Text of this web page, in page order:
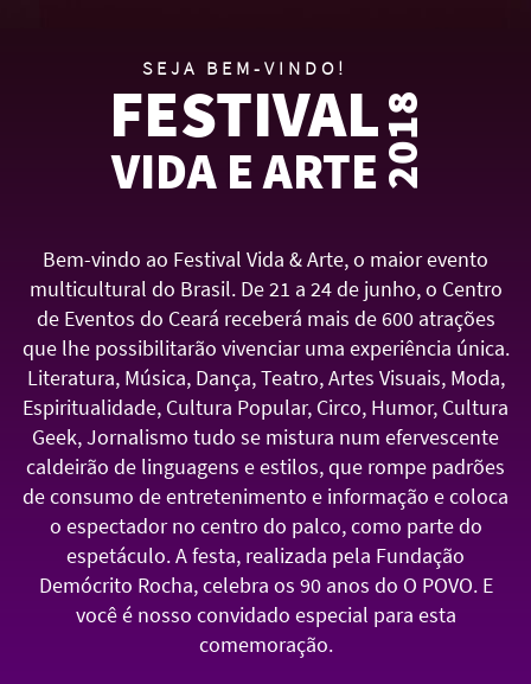
SEJA BEM-VINDO!
FESTIVAL
VIDA E ARTE
Bem-vindo ao Festival Vida & Arte, o maior evento
multicultural do Brasil. De 21 a 24 de junho, o Centro
de Eventos do Ceará receberá mais de 600 atrações
que lhe possibilitarão vivenciar uma experiência única.
Literatura, Música, Dança, Teatro, Artes Visuais, Moda,
Espiritualidade, Cultura Popular, Circo, Humor, Cultura
Geek, Jornalismo tudo se mistura num efervescente
caldeirão de linguagens e estilos, que rompe padrões
de consumo de entretenimento e informação e coloca
o espectador no centro do palco, como parte do
espetáculo. A festa, realizada pela Fundação
Demócrito Rocha, celebra os 90 anos do O POVO. E
você é nosso convidado especial para esta
comemoração.